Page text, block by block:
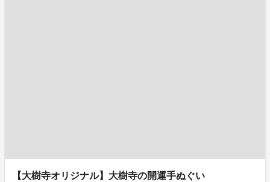
【大樹寺オリジナル】大樹寺の開運手ぬぐい